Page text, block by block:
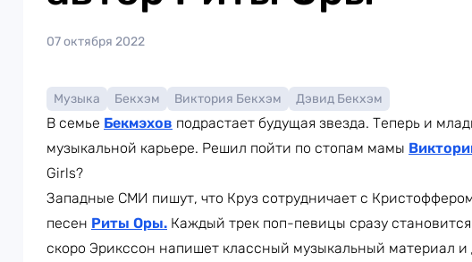
07 октября 2022
Музыка Бекхэм Виктория Бекхэм Дэвид Бекхэм
В семье Бекмэхов подрастает будущая звезда. Теперь и
музыкальной карьере. Решил пойти по стопам мамы
Girls?
Западные СМИ пишут, что Круз сотрудничает с
песен Риты Оры. Каждый трек поп-певицы сразу
скоро Эрикссон напишет классный музыкальный материал и